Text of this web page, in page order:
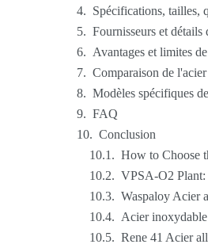
Spécifications, tailles,
Fournisseurs et détails
Avantages et limites
Comparaison de
Modèles spécifiques
FAQ
Conclusion
How to Choose
VPSA-O2 Plant:
Waspaloy Acier
Acier
Rene 41 Acier